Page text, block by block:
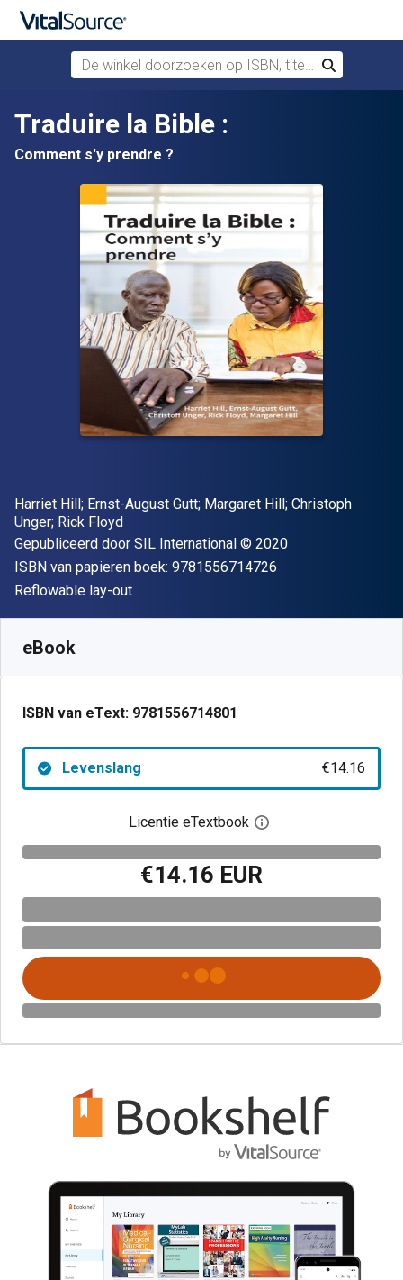
Verdergaan naar belangrijkste inhoud
De winkel doorzoeken op ISBN, titel of auteur
Zoek
Traduire la Bible :
Comment s'y prendre ?
Auteur(s)
Harriet Hill; Ernst-August Gutt; Margaret Hill; Christoph
Unger; Rick Floyd
Uitgever
Gepubliceerd door SIL International Copyright
© 2020
ISBN van papieren boek: 9781556714726
Indeling
Reflowable lay-out
eBook
ISBN van eText: 9781556714801
Levenslang €14.16
Licentie eTextbook Open het
€14.16 EUR